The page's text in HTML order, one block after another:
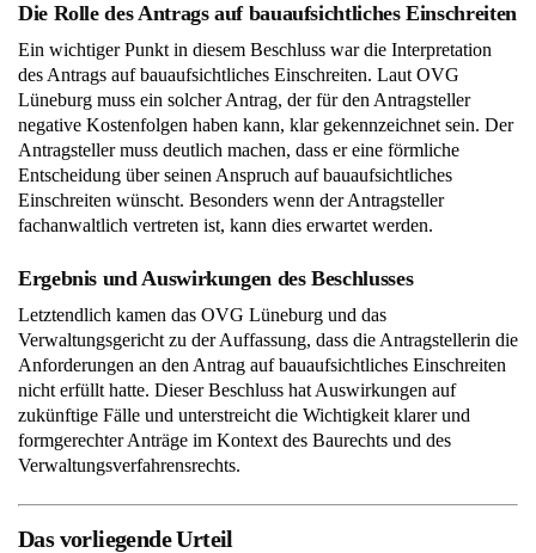
Die Rolle des Antrags auf bauaufsichtliches Einschreiten
Ein wichtiger Punkt in diesem Beschluss war die Interpretation
des Antrags auf bauaufsichtliches Einschreiten. Laut OVG
Lüneburg muss ein solcher Antrag, der für den Antragsteller
negative Kostenfolgen haben kann, klar gekennzeichnet sein. Der
Antragsteller muss deutlich machen, dass er eine förmliche
Entscheidung über seinen Anspruch auf bauaufsichtliches
Einschreiten wünscht. Besonders wenn der Antragsteller
fachanwaltlich vertreten ist, kann dies erwartet werden.
Ergebnis und Auswirkungen des Beschlusses
Letztendlich kamen das OVG Lüneburg und das
Verwaltungsgericht zu der Auffassung, dass die Antragstellerin die
Anforderungen an den Antrag auf bauaufsichtliches Einschreiten
nicht erfüllt hatte. Dieser Beschluss hat Auswirkungen auf
zukünftige Fälle und unterstreicht die Wichtigkeit klarer und
formgerechter Anträge im Kontext des Baurechts und des
Verwaltungsverfahrensrechts.
Das vorliegende Urteil